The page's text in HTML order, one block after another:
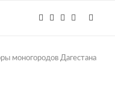
моногородов Дагестана